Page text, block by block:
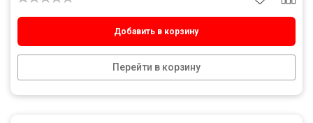
Добавить в корзину
Перейти в корзину